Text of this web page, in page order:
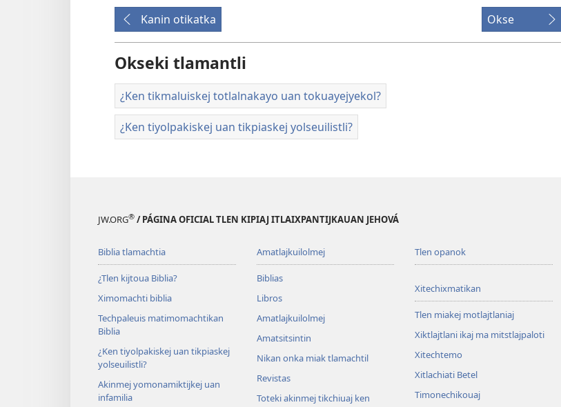
Kanin otikatka Okse
Okseki tlamantli
¿Ken tikmaluiskej totlalnakayo uan tokuayejyekol?
¿Ken tiyolpakiskej uan tikpiaskej yolseuilistli?
JW.ORG® / PÁGINA OFICIAL TLEN KIPIAJ ITLAIXPANTIJKAUAN JEHOVÁ
Biblia tlamachtia
¿Tlen kijtoua Biblia?
Ximomachti biblia
Techpaleuis matimomachtikan
Biblia
¿Ken tiyolpakiskej uan tikpiaskej
yolseuilistli?
Akinmej yomonamiktijkej uan
infamilia
Amatlajkuilolmej
Biblias
Libros
Amatlajkuilolmej
Amatsitsintin
Nikan onka miak tlamachtil
Revistas
Toteki akinmej tikchiuaj ken
Tlen opanok
Xitechixmatikan
Tlen miakej motlajtlaniaj
Xiktlajtlani ikaj ma mitstlajpaloti
Xitechtemo
Xitlachiati Betel
Timonechikouaj